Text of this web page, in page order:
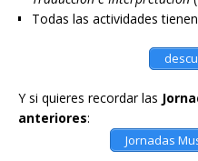
Todas las actividades tienen
Y si quieres recordar las
anteriores:
Jornadas